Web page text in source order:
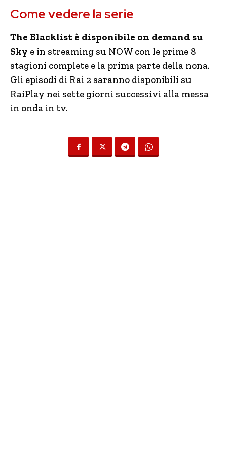
Come vedere la serie
The Blacklist è disponibile on demand su
Sky e in streaming su NOW con le prime 8
stagioni complete e la prima parte della nona.
Gli episodi di Rai 2 saranno disponibili su
RaiPlay nei sette giorni successivi alla messa
in onda in tv.